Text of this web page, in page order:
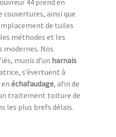
44 prend en
couvertures, ainsi que
de tuiles
méthodes et les
modernes. Nos
munis d’un harnais
s’évertuent à
échafaudage, afin de
traitement toiture de
les plus brefs délais.